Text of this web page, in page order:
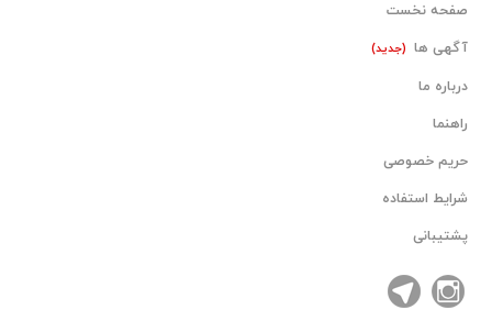
صفحه نخست
آگهی ها (جدید)
درباره ما
راهنما
حریم خصوصی
شرایط استفاده
پشتیبانی